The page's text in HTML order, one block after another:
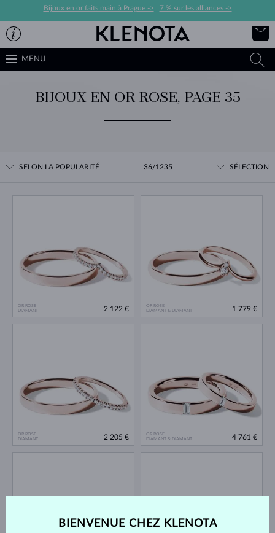
Bijoux en or faits main à Prague -> 7 % sur les alliances ->
MENU
BIJOUX EN OR ROSE, PAGE 35
SELON LA POPULARITÉ 36/1235 SÉLECTION
OR ROSE
DIAMANT
2 122 €
OR ROSE
DIAMANT & DIAMANT
1 779 €
OR ROSE
DIAMANT
2 205 €
OR ROSE
DIAMANT & DIAMANT
4 761 €
BIENVENUE CHEZ KLENOTA